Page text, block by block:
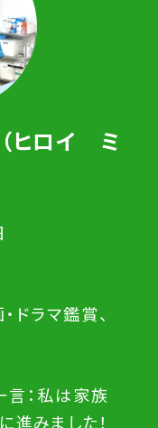
ヒロイ ミ
ドラマ鑑賞、
：私は家族
進みました！